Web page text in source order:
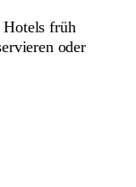
Hotels früh
oder